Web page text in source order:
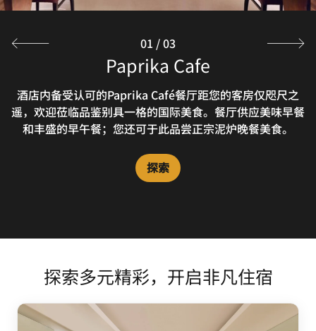
Paprika Cafe
酒店内备受认可的Paprika Café餐厅距您的客房仅咫尺之
遥，欢迎莅临品鉴别具一格的国际美食。餐厅供应美味早餐
和丰盛的早午餐；您还可于此品尝正宗泥炉晚餐美食。
探索
The Muffin Tree
到Muffin Tree餐厅享用快餐小吃，活力满满的开启新一
天。我们的简餐包含热咖啡和多种茶饮，还有美味糕点、三
明治和其他诱人美食。
探索
Rhapsody
After a busy day in Chennai, India, unwind at the bar
or enjoy gourmet cuisine in the opulent ambience of
this sophisticated resto-bar.
探索
01 /03
探索多元精彩，开启非凡住宿